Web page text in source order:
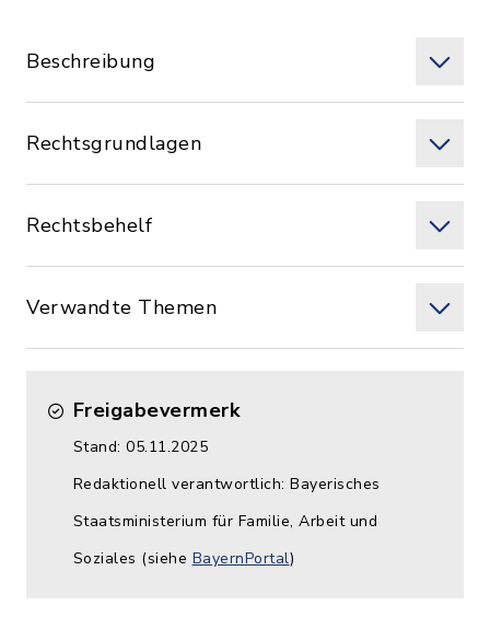
Beschreibung
Rechtsgrundlagen
Rechtsbehelf
Verwandte Themen
Freigabevermerk
Stand: 05.11.2025
Redaktionell verantwortlich: Bayerisches
Staatsministerium für Familie, Arbeit und
Soziales (siehe BayernPortal)